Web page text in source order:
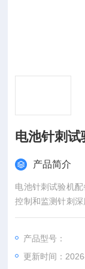
电池针刺试
产品简介
电池针刺试验机
控制和监测针刺深
靠性。
产品型号：
更新时间：